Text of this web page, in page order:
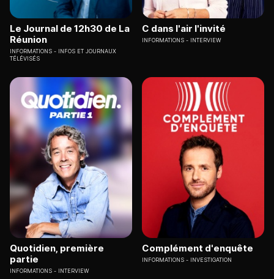
Le Journal de 12h30 de La
Réunion
INFORMATIONS
INFOS ET JOURNAUX
TÉLÉVISÉS
C dans l'air l'invité
INFORMATIONS INTERVIEW
Quotidien, première
partie
INFORMATIONS INTERVIEW
Complément d'enquête
INFORMATIONS INVESTIGATION